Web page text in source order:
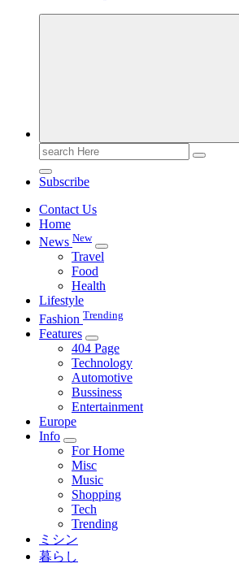
Search
for:
Subscribe
Contact Us
Home
News New
Travel
Food
Health
Lifestyle
Fashion Trending
Features
404 Page
Technology
Automotive
Bussiness
Entertainment
Europe
Info
For Home
Misc
Music
Shopping
Tech
Trending
ミシン
暮らし